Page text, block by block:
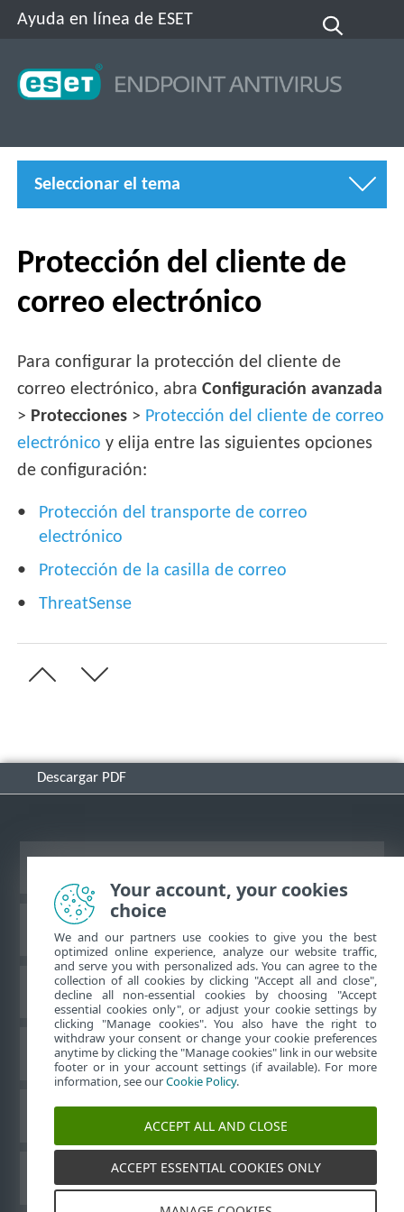
Ayuda en línea de ESET
Seleccionar el tema
Protección del cliente de
correo electrónico
Para configurar la protección del cliente de
correo electrónico, abraConfiguración avanzada
> Protecciones > Protección del cliente de correo
electrónico y elija entre las siguientes opciones
de configuración:
Protección del transporte de correo
electrónico
Protección de la casilla de correo
ThreatSense
Descargar PDF
Base de conocimiento de ESET
Foro de ESET
Soporte regional
Guías para el usuario ESET
Your account, your cookies
choice
We and our partners use cookies to give you the best
optimized online experience, analyze our website traffic,
and serve you with personalized ads. You can agree to the
collection of all cookies by clicking "Accept all and close",
decline all non-essential cookies by choosing "Accept
essential cookies only", or adjust your cookie settings by
clicking "Manage cookies". You also have the right to
withdraw your consent or change your cookie preferences
anytime by clicking the "Manage cookies" link in our website
footer or in your account settings (if available). For more
information, see ourCookie Policy.
ACCEPT ALL AND CLOSE
ACCEPT ESSENTIAL COOKIES ONLY